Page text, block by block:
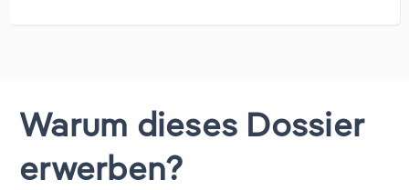
Warum dieses Dossier
erwerben?